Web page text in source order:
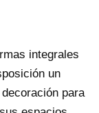
integrales
un
para